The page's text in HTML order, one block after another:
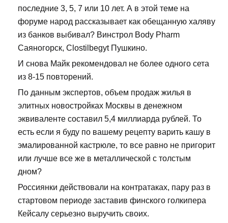
последние 3, 5, 7 или 10 лет. А в этой теме на
форуме народ рассказывает как обещанную халяву
из банков выбивал? Винстрол Body Pharm
Саяногорск, Clostilbegyt Пушкино.
И снова Майк рекомендовал не более одного сета
из 8-15 повторений.
По данным экспертов, объем продаж жилья в
элитных новостройках Москвы в денежном
эквиваленте составил 5,4 миллиарда рублей. То
есть если я буду по вашему рецепту варить кашу в
эмалированной кастрюле, то все равно не пригорит
или лучше все же в металлической с толстым
дном?
Россиянки действовали на контратаках, пару раз в
стартовом периоде заставив финского голкипера
Кейсалу серьезно выручить своих.